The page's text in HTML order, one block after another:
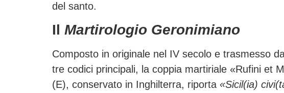
del santo.
Il Martirologio Geronimiano
Composto in originale nel IV secolo e trasmesso
tre codici principali, la coppia martiriale «Rufini et
(E), conservato in Inghilterra, riporta «Sicil(ia)